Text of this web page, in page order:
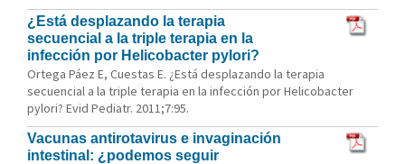
¿Está desplazando la terapia
secuencial a la triple terapia en la
infección por Helicobacter pylori?
Ortega Páez E, Cuestas E. ¿Está desplazando la terapia
secuencial a la triple terapia en la infección por Helicobacter
pylori? Evid Pediatr. 2011;7:95.
Vacunas antirotavirus e invaginación
intestinal: ¿podemos seguir